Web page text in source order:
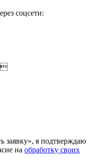
соцсети:
я подтверждаю
наобработку своих